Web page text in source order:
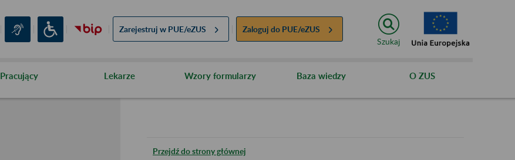
Zarejestruj w PUE/eZUS Zaloguj do PUE/eZUS
Szukaj
Pracujący Lekarze Wzory formularzy Baza wiedzy O ZUS
Przejdź do strony głównej